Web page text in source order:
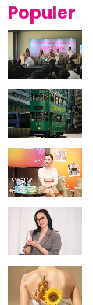
Populer